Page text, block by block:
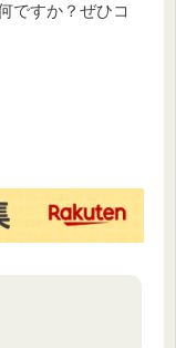
ですか？ぜひコ